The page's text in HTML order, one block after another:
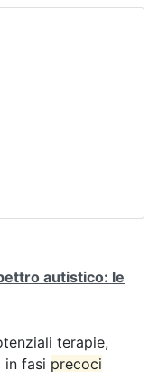
autistico: le
terapie,
in fasi precoci